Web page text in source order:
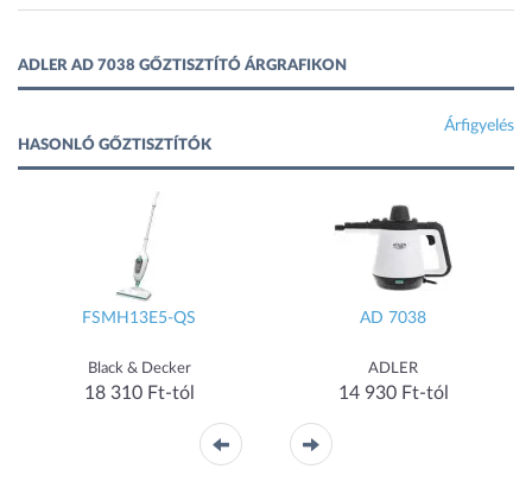
ADLER AD 7038 GŐZTISZTÍTÓ ÁRGRAFIKON
Árfigyelés
HASONLÓ GŐZTISZTÍTÓK
FSMH13E5-QS
Black & Decker
18 310 Ft-tól
AD 7038
ADLER
14 930 Ft-tól